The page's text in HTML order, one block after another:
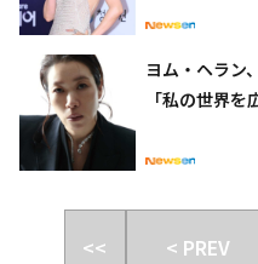
ヨム・ヘラン
「私の世界を
<< < PREV